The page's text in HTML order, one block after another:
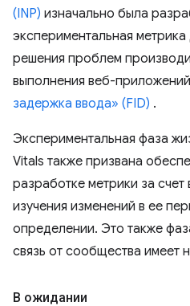
(INP) изначально была
экспериментальная
решения проблем
выполнения веб-
задержка ввода» (FID) .
Экспериментальная фаза
Vitals также призвана
разработке метрики за
изучения изменений в ее
определении. Это также
связь от сообщества имеет
В ожидании